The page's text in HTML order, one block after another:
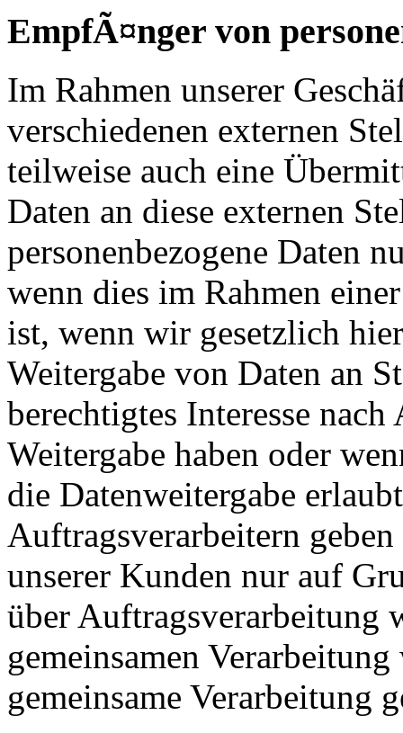
EmpfÃ¤nger von
Im Rahmen unserer
verschiedenen externen
teilweise auch eine
Daten an diese externen
personenbezogene Daten
wenn dies im Rahmen
ist, wenn wir gesetzlich
Weitergabe von Daten an
berechtigtes Interesse
Weitergabe haben oder
die Datenweitergabe
Auftragsverarbeitern
unserer Kunden nur auf
über Auftragsverarbeitung
gemeinsamen
gemeinsame Verarbeitung